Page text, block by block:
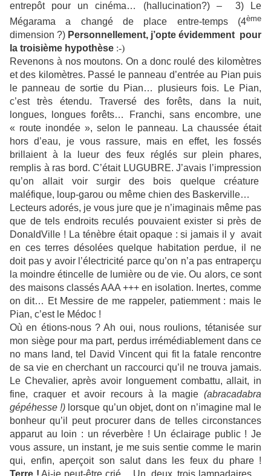
entrepôt pour un cinéma… (hallucination?) – 3) Le
Mégarama a changé de place entre-temps (4ème
dimension ?) Personnellement, j’opte évidemment pour
la troisième hypothèse :-)
Revenons à nos moutons. On a donc roulé des kilomètres
et des kilomètres. Passé le panneau d’entrée au Pian puis
le panneau de sortie du Pian… plusieurs fois. Le Pian,
c’est très étendu. Traversé des forêts, dans la nuit,
longues, longues forêts… Franchi, sans encombre, une
« route inondée », selon le panneau. La chaussée était
hors d’eau, je vous rassure, mais en effet, les fossés
brillaient à la lueur des feux réglés sur plein phares,
remplis à ras bord. C’était LUGUBRE. J’avais l’impression
qu’on allait voir surgir des bois quelque créature
maléfique, loup-garou ou même chien des Baskerville…
Lecteurs adorés, je vous jure que je n’imaginais même pas
que de tels endroits reculés pouvaient exister si près de
DonaldVille ! La ténèbre était opaque : si jamais il y avait
en ces terres désolées quelque habitation perdue, il ne
doit pas y avoir l’électricité parce qu’on n’a pas entraperçu
la moindre étincelle de lumière ou de vie. Ou alors, ce sont
des maisons classés AAA +++ en isolation. Inertes, comme
on dit… Et Messire de me rappeler, patiemment : mais le
Pian, c’est le Médoc !
Où en étions-nous ? Ah oui, nous roulions, tétanisée sur
mon siège pour ma part, perdus irrémédiablement dans ce
no mans land, tel David Vincent qui fit la fatale rencontre
de sa vie en cherchant un raccourci qu’il ne trouva jamais.
Le Chevalier, après avoir longuement combattu, allait, in
fine, craquer et avoir recours à la magie (abracadabra
gépéhesse !) lorsque qu’un objet, dont on n’imagine mal le
bonheur qu’il peut procurer dans de telles circonstances
apparut au loin : un réverbère ! Un éclairage public ! Je
vous assure, un instant, je me suis sentie comme le marin
qui, enfin, aperçoit son salut dans les feux du phare !
Terre ! Ai-je peut-être crié… Un, deux, trois lampadaires…